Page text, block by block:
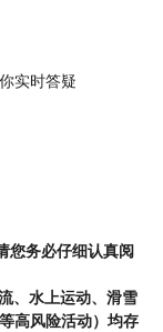
实时答疑
您务必仔细认真阅
、水上运动、滑雪
高风险活动）均存